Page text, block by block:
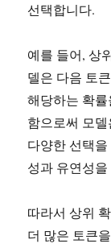
선택합니다.
예를 들어, 상
델은 다음 토
해당하는 확
함으로써 모
다양한 선택
성과 유연성
따라서 상위
더 많은 토큰